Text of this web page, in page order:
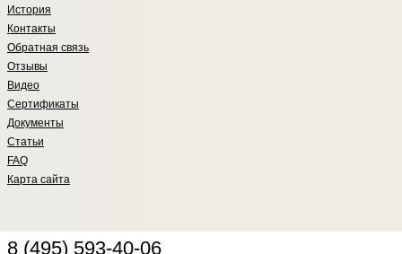
История
Контакты
Обратная связь
Отзывы
Видео
Сертификаты
Документы
Статьи
FAQ
Карта сайта
8 (495) 593-40-06